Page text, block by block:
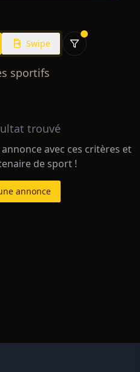
Swipe
sportifs
trouvé
avec ces critères et
de sport !
annonce